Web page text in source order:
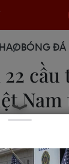
BÓNG ĐÁ
22
19
2023 13:49